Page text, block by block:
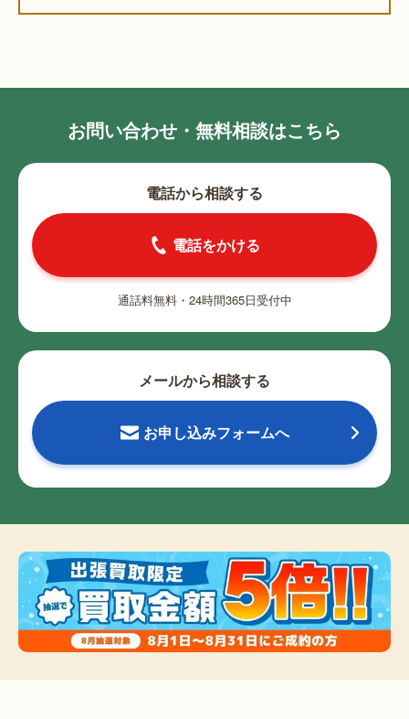
お問い合わせ・無料相談はこちら
電話から相談する
電話をかける
通話料無料・24時間365日受付中
メールから相談する
お申し込みフォームへ